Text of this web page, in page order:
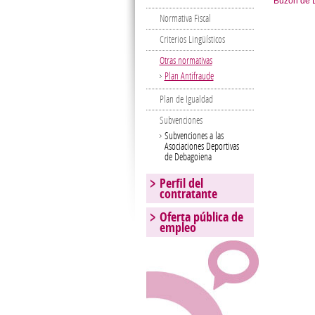
Normativa Fiscal
Criterios Lingüísticos
Otras normativas
Plan Antifraude
Plan de Igualdad
Subvenciones
Subvenciones a las
Asociaciones Deportivas
de Debagoiena
Perfil del
contratante
Oferta pública de
empleo